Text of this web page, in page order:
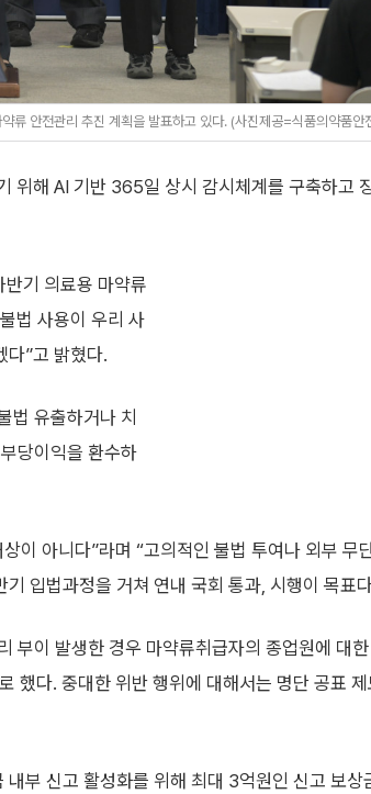
안전관리 추진 계획을 발표하고 있다. (사진제공=식품의약품안
위해 AI 기반 365일 상시 감시체계를 구축하고
기 의료용 마약류
법 사용이 우리 사
다”고 밝혔다.
법 유출하거나 치
당이익을 환수하
이 아니다”라며 “고의적인 불법 투여나 외부 무
입법과정을 거쳐 연내 국회 통과, 시행이 목표
부이 발생한 경우 마약류취급자의 종업원에 대한
했다. 중대한 위반 행위에 대해서는 명단 공표 제
부 신고 활성화를 위해 최대 3억원인 신고 보상